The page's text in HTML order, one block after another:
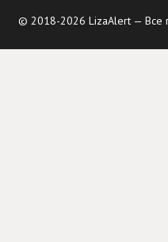
© 2018-2026 LizaAlert — Все